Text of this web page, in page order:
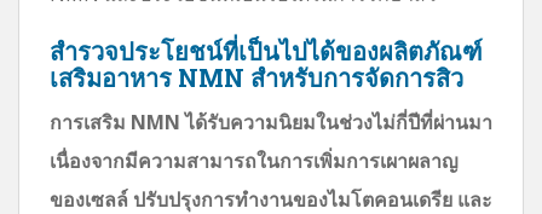
สำรวจประโยชน์ที่เป็นไปได้ของผลิตภัณฑ์
เสริมอาหาร NMN สำหรับการจัดการสิว
การเสริม NMN ได้รับความนิยมในช่วงไม่กี่ปีที่ผ่านมา
เนื่องจากมีความสามารถในการเพิ่มการเผาผลาญ
ของเซลล์ ปรับปรุงการทำงานของไมโตคอนเดรีย และ